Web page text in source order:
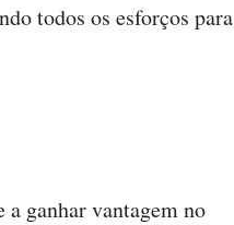
todos os esforços para
ganhar vantagem no